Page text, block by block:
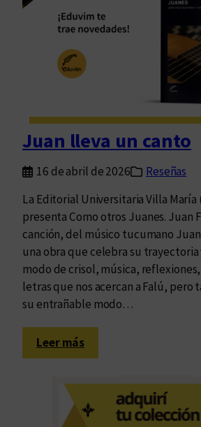
r
a
c
t
r
l
a
a
u
s
e
n
c
Juan lleva un canto
16 de abril de 2026
Reseñas
La Editorial Universitaria Villa María
presenta Como otros Juanes. Juan
canción, del músico tucumano
una obra que celebra su trayectoria
modo de crisol, música,
letras que nos acercan a Falú, pero
su entrañable modo…
Leer más:
J
n